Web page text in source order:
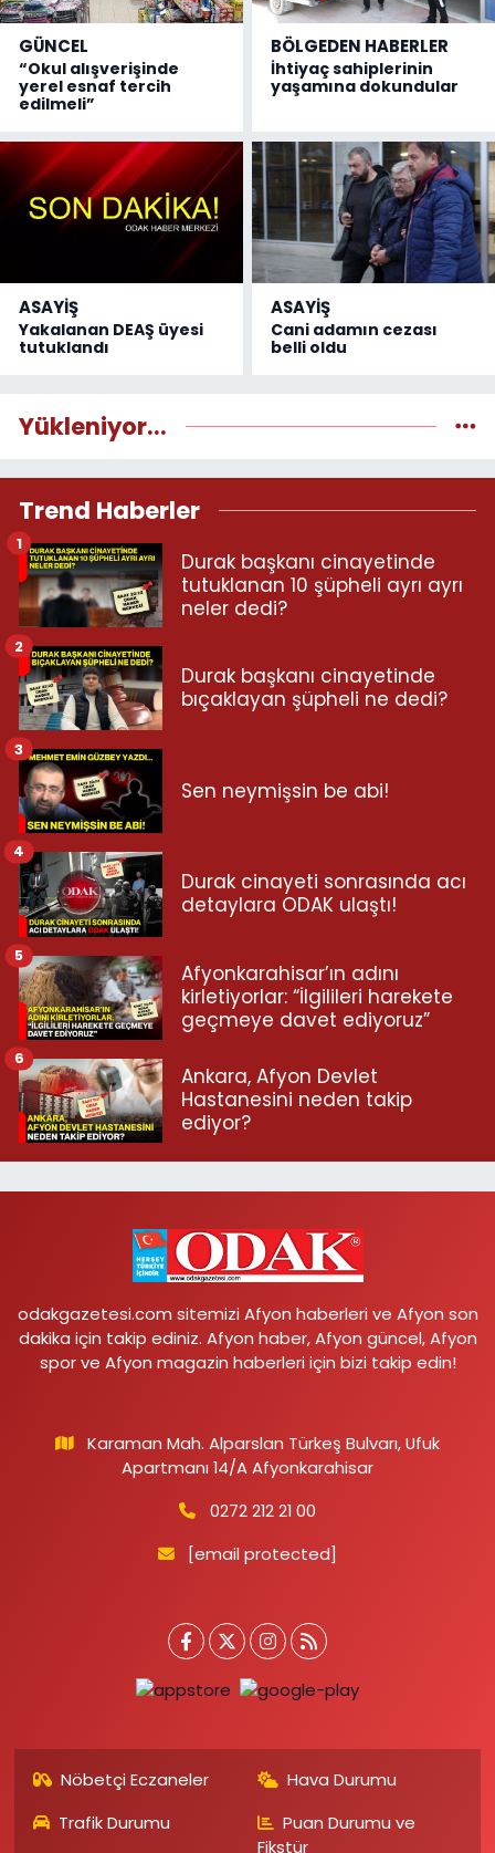
GÜNCEL
“Okul alışverişinde
yerel esnaf tercih
edilmeli”
BÖLGEDEN HABERLER
İhtiyaç sahiplerinin
yaşamına dokundular
ASAYİŞ
Yakalanan DEAŞ üyesi
tutuklandı
ASAYİŞ
Cani adamın cezası
belli oldu
Yükleniyor...
Trend Haberler
Durak başkanı cinayetinde
tutuklanan 10 şüpheli ayrı ayrı
neler dedi?
1
Durak başkanı cinayetinde
bıçaklayan şüpheli ne dedi?
2
Sen neymişsin be abi!
3
Durak cinayeti sonrasında acı
detaylara ODAK ulaştı!
4
Afyonkarahisar’ın adını
kirletiyorlar: “İlgilileri harekete
geçmeye davet ediyoruz”
5
Ankara, Afyon Devlet
Hastanesini neden takip
ediyor?
6
odakgazetesi.com sitemizi Afyon haberleri ve Afyon son
dakika için takip ediniz. Afyon haber, Afyon güncel, Afyon
spor ve Afyon magazin haberleri için bizi takip edin!
Karaman Mah. Alparslan Türkeş Bulvarı, Ufuk
Apartmanı 14/A Afyonkarahisar
0272 212 21 00
[email protected]
Nöbetçi Eczaneler
Hava Durumu
Trafik Durumu
Puan Durumu ve
Fikstür